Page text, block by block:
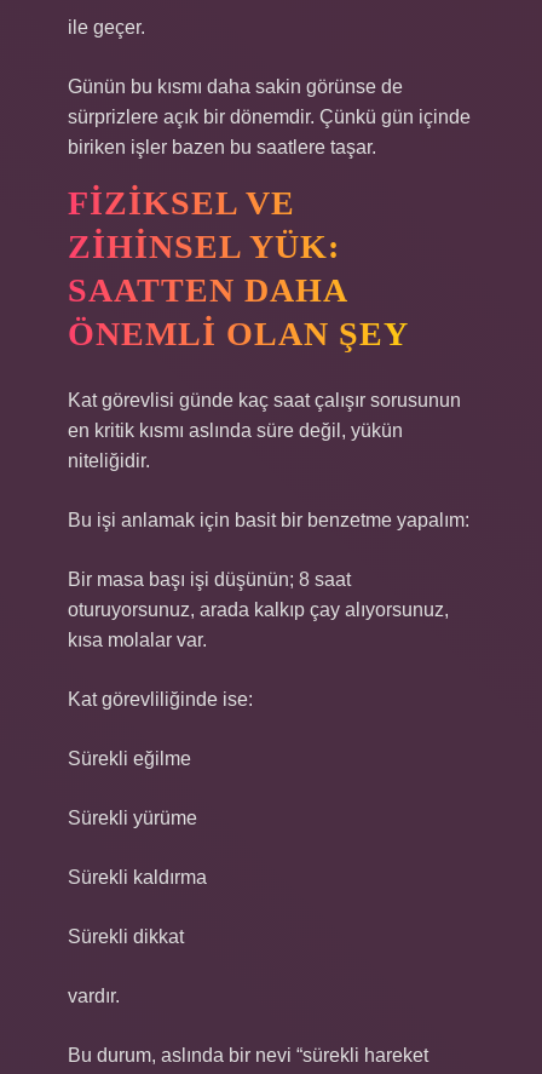
ile geçer.
Günün bu kısmı daha sakin görünse de
sürprizlere açık bir dönemdir. Çünkü gün içinde
biriken işler bazen bu saatlere taşar.
FIZIKSEL VE
ZIHINSEL YÜK:
SAATTEN DAHA
ÖNEMLI OLAN ŞEY
Kat görevlisi günde kaç saat çalışır sorusunun
en kritik kısmı aslında süre değil, yükün
niteliğidir.
Bu işi anlamak için basit bir benzetme yapalım:
Bir masa başı işi düşünün; 8 saat
oturuyorsunuz, arada kalkıp çay alıyorsunuz,
kısa molalar var.
Kat görevliliğinde ise:
Sürekli eğilme
Sürekli yürüme
Sürekli kaldırma
Sürekli dikkat
vardır.
Bu durum, aslında bir nevi “sürekli hareket